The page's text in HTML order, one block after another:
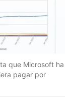
que Microsoft ha
pagar por